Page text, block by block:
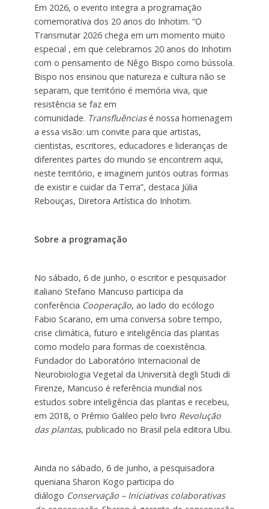
Em 2026, o evento integra a programação
comemorativa dos 20 anos do Inhotim. “O
Transmutar 2026 chega em um momento muito
especial , em que celebramos 20 anos do Inhotim
com o pensamento de Nêgo Bispo como bússola.
Bispo nos ensinou que natureza e cultura não se
separam, que território é memória viva, que
resistência se faz em
comunidade. Transfluênciasé nossa homenagem
a essa visão: um convite para que artistas,
cientistas, escritores, educadores e lideranças de
diferentes partes do mundo se encontrem aqui,
neste território, e imaginem juntos outras formas
de existir e cuidar da Terra”, destaca Júlia
Rebouças, Diretora Artística do Inhotim.
Sobre a programação
No sábado, 6 de junho, o escritor e pesquisador
italiano Stefano Mancuso participa da
conferência Cooperação, ao lado do ecólogo
Fabio Scarano, em uma conversa sobre tempo,
crise climática, futuro e inteligência das plantas
como modelo para formas de coexistência.
Fundador do Laboratório Internacional de
Neurobiologia Vegetal da Università degli Studi di
Firenze, Mancuso é referência mundial nos
estudos sobre inteligência das plantas e recebeu,
em 2018, o Prêmio Galileo pelo livro Revolução
das plantas, publicado no Brasil pela editora Ubu.
Ainda no sábado, 6 de junho, a pesquisadora
queniana Sharon Kogo participa do
diálogo Conservação – Iniciativas colaborativas